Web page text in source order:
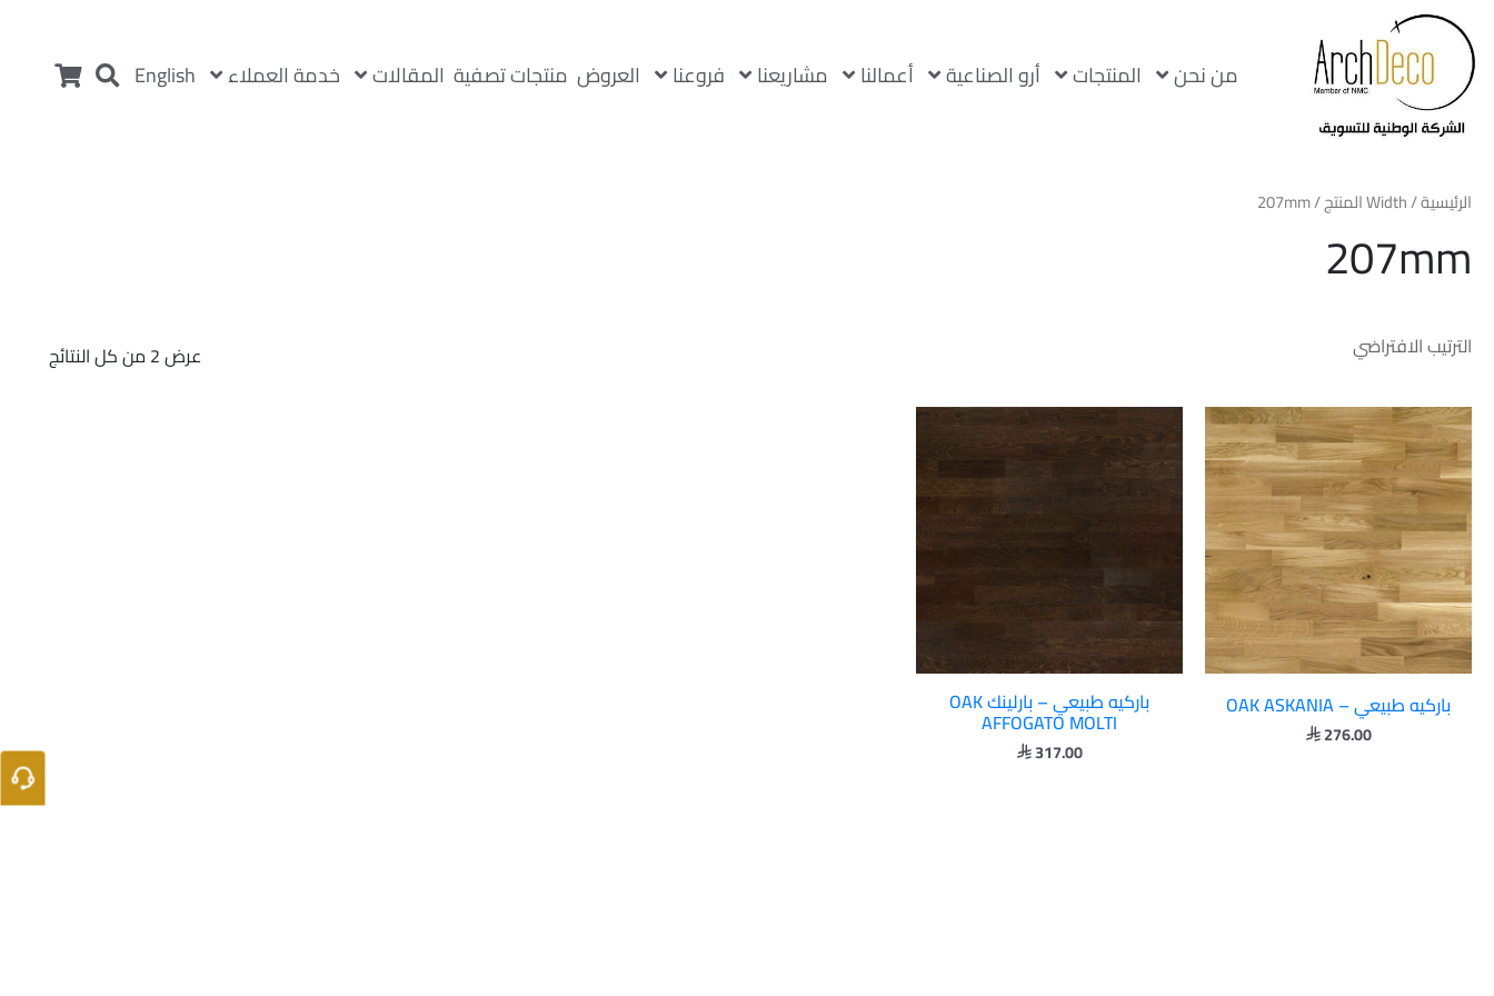
من نحن المنتجات أرو الصناعية أعمالنا مشاريعنا فروعنا العروض منتجات تصفية المقالات خدمة العملاء English
الرئيسية/ Width المنتج / 207mm
207mm
عرض ⁦2⁩ من كل النتائج
باركيه طبيعي – OAK ASKANIA
276.00
باركيه طبيعي – بارلينك OAK
AFFOGATO MOLTI
317.00